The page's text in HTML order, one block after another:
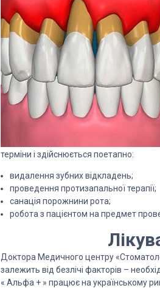
терміни і здійснюється поетапно:
видалення зубних відкладень;
проведення протизапальної терапії;
санація порожнини рота;
робота з пацієнтом на предмет
Доктора Медичного центру
залежить від безлічі факторів –
« Альфа + » працює на українському